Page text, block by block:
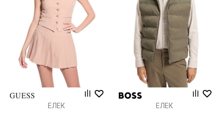
ЕЛЕК ЕЛЕК